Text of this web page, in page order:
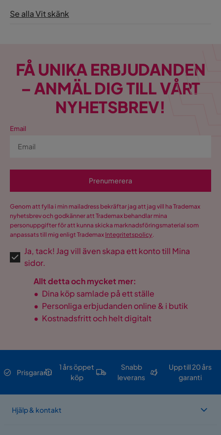
Se alla Vit skänk
FÅ UNIKA ERBJUDANDEN
– ANMÄL DIG TILL VÅRT
NYHETSBREV!
Email
Prenumerera
Genom att fylla i min mailadress bekräftar jag att jag vill ha Trademax
nyhetsbrev och godkänner att Trademax behandlar mina
personuppgifter för att kunna skicka marknadsföringsmaterial som
anpassats till mig enligt Trademax Integritetspolicy.
Ja, tack! Jag vill även skapa ett konto till Mina
sidor.
Allt detta och mycket mer:
• Dina köp samlade på ett ställe
• Personliga erbjudanden online & i butik
• Kostnadsfritt och helt digitalt
Prisgaranti
1 års öppet
köp
Snabb
leverans
Upp till 20 års
garanti
Hjälp & kontakt